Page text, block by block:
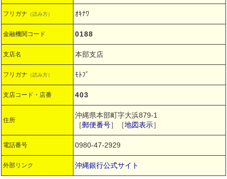
フリガナ （読み方） ｵｷﾅﾜ
金融機関コード 0188
支店名 本部支店
フリガナ （読み方） ﾓﾄﾌﾞ
支店コード・店番 403
住所
沖縄県本部町字大浜879-1
［郵便番号］［地図表示］
電話番号 0980-47-2929
外部リンク 沖縄銀行公式サイト